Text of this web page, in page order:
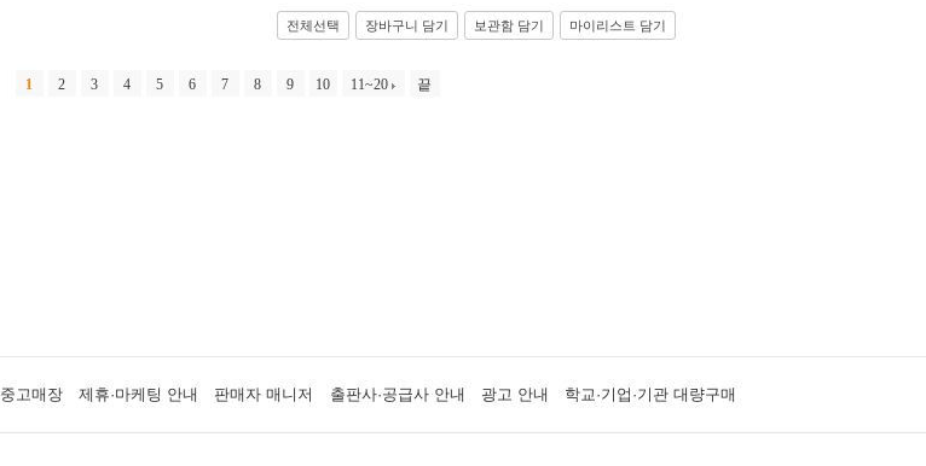
전체선택 장바구니 담기 보관함 담기 마이리스트 담기
1 2 3 4 5 6 7 8 9 10 11~20 끝
중고매장 제휴·마케팅 안내 판매자 매니저 출판사·공급사 안내 광고 안내 학교·기업·기관 대량구매